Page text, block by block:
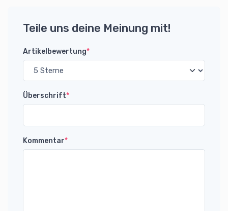
Teile uns deine Meinung mit!
Artikelbewertung*
Überschrift*
Kommentar*